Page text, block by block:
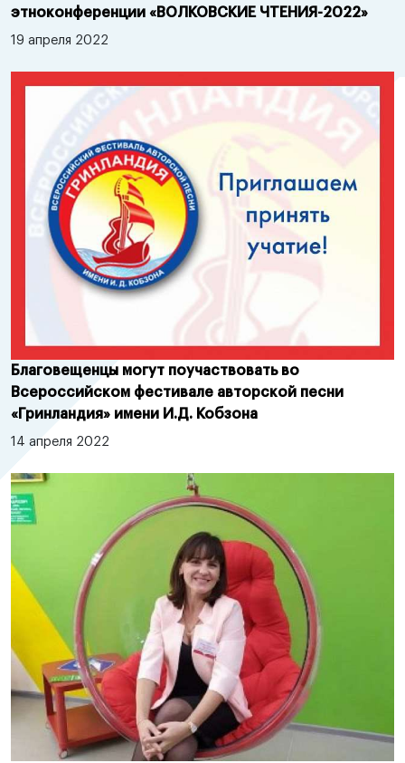
этноконференции «ВОЛКОВСКИЕ ЧТЕНИЯ-2022»
19 апреля 2022
Благовещенцы могут поучаствовать во
Всероссийском фестивале авторской песни
«Гринландия» имени И.Д. Кобзона
14 апреля 2022